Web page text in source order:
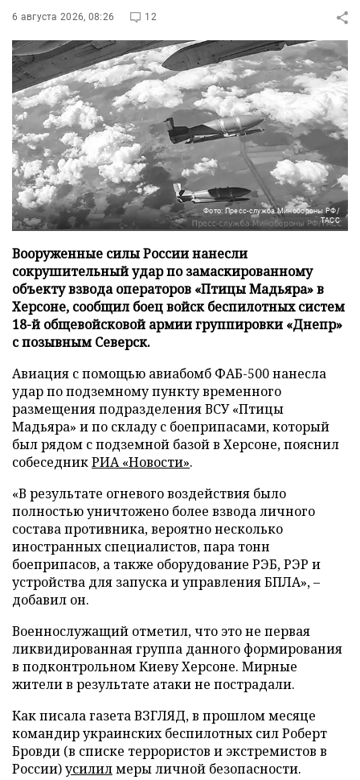
6 августа 2026, 08:26 12
Фото: Пресс-служба Минобороны РФ/
ТАСС
Вооруженные силы России нанесли
сокрушительный удар по замаскированному
объекту взвода операторов «Птицы Мадьяра» в
Херсоне, сообщил боец войск беспилотных систем
18-й общевойсковой армии группировки «Днепр»
с позывным Северск.
Авиация с помощью авиабомб ФАБ-500 нанесла
удар по подземному пункту временного
размещения подразделения ВСУ «Птицы
Мадьяра» и по складу с боеприпасами, который
был рядом с подземной базой в Херсоне, пояснил
собеседникРИА «Новости».
«В результате огневого воздействия было
полностью уничтожено более взвода личного
состава противника, вероятно несколько
иностранных специалистов, пара тонн
боеприпасов, а также оборудование РЭБ, РЭР и
устройства для запуска и управления БПЛА», –
добавил он.
Военнослужащий отметил, что это не первая
ликвидированная группа данного формирования
в подконтрольном Киеву Херсоне. Мирные
жители в результате атаки не пострадали.
Как писала газета ВЗГЛЯД, в прошлом месяце
командир украинских беспилотных сил Роберт
Бровди (в списке террористов и экстремистов в
России)усилилмеры личной безопасности.